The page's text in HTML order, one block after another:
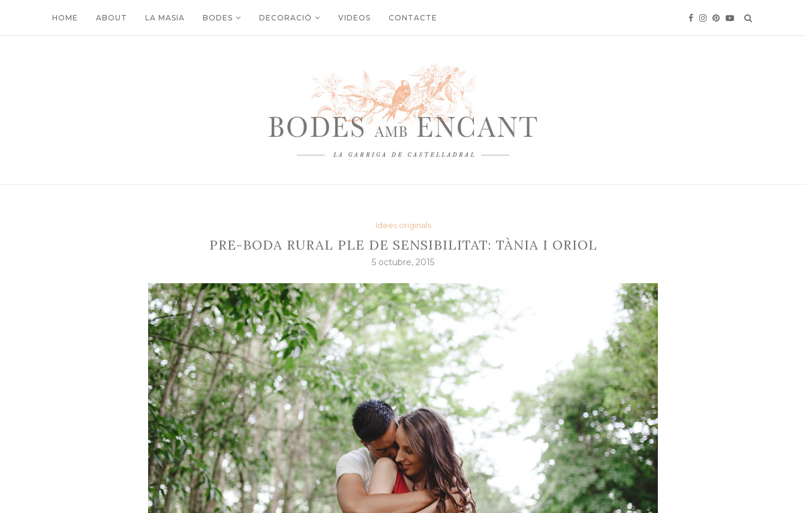
HOME ABOUT LA MASIA BODES DECORACIÓ VIDEOS CONTACTE
Idees originals
PRE-BODA RURAL PLE DE SENSIBILITAT: TÀNIA I ORIOL
5 octubre, 2015